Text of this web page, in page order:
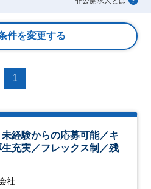
件を変更する
1
未経験からの応募可能／キ
充実／フレックス制／残
社